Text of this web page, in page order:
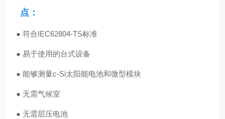
点：
● 符合IEC62804-TS标准
● 易于使用的台式设备
● 能够测量c-Si太阳能电池和微型模块
● 无需气候室
● 无需层压电池